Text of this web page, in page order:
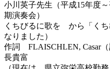
小川英子先生（平成15年度
期演奏会）
くちびるに歌を から「く
なりました）
作詞 FLAISCHLEN, Casar
長貴富